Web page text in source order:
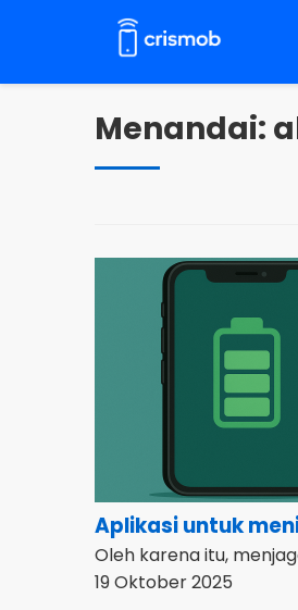
Menandai:
Aplikasi untuk
Oleh karena itu,
19 Oktober 2025